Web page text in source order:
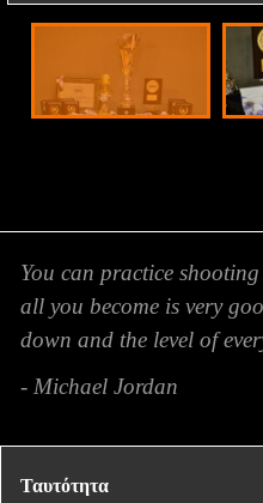
You can practice
all you become is very
down and the level of
- Michael Jordan
Ταυτότητα